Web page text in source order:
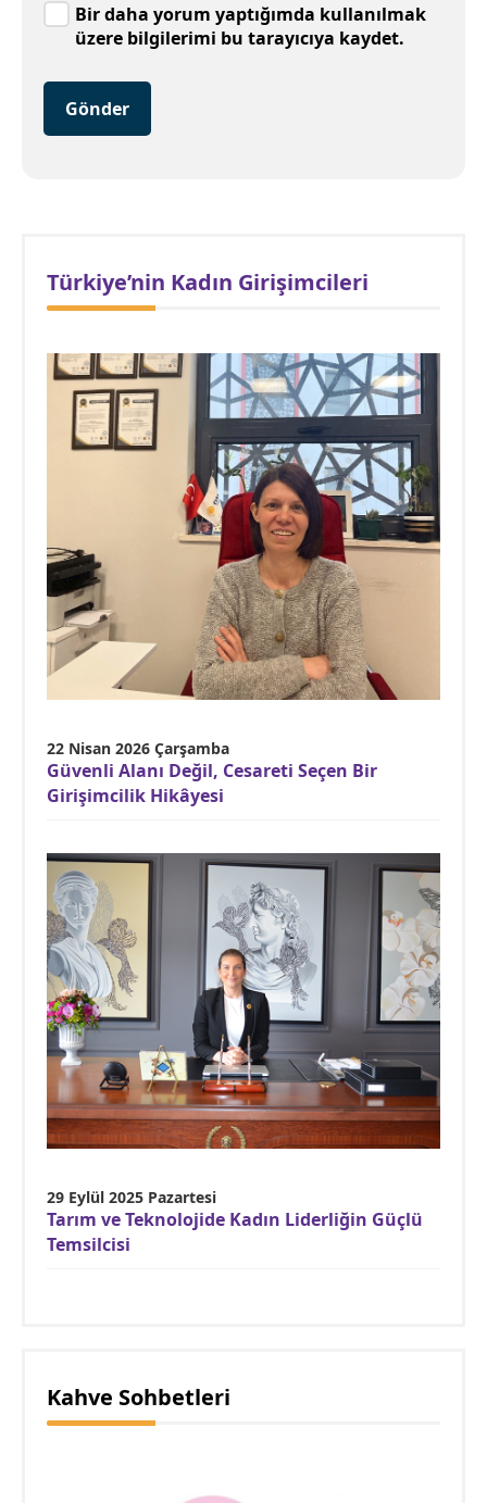
Bir daha yorum yaptığımda kullanılmak
üzere bilgilerimi bu tarayıcıya kaydet.
Gönder
Türkiye’nin Kadın Girişimcileri
22 Nisan 2026 Çarşamba
Güvenli Alanı Değil, Cesareti Seçen Bir
Girişimcilik Hikâyesi
29 Eylül 2025 Pazartesi
Tarım ve Teknolojide Kadın Liderliğin Güçlü
Temsilcisi
Kahve Sohbetleri